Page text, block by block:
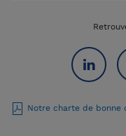
Notre charte de bonne